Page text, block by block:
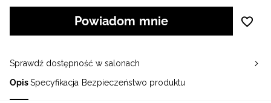
OpisSpecyfikacja Bezpieczeństwo produktu
Powiadom mnie
Sprawdź dostępność w salonach